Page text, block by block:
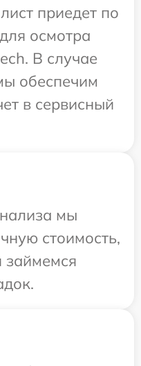
приедет по
осмотра
В случае
обеспечим
в сервисный
мы
стоимость,
займемся